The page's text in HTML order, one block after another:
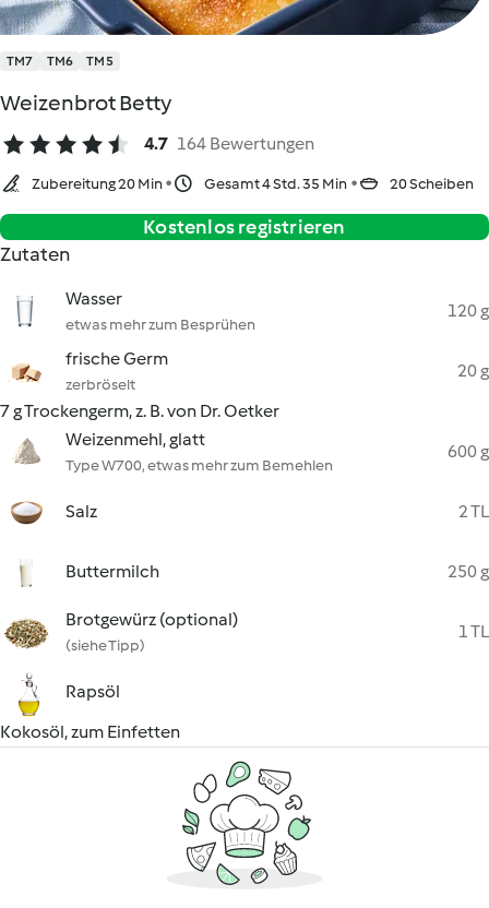
TM7 TM6 TM5
Weizenbrot Betty
4.7 164 Bewertungen
Zubereitung 20 Min Gesamt 4 Std. 35 Min 20 Scheiben
Kostenlos registrieren
Zutaten
Wasser
etwas mehr zum Besprühen
120 g
frische Germ
zerbröselt
20 g
7 g Trockengerm, z. B. von Dr. Oetker
Weizenmehl, glatt
Type W700, etwas mehr zum Bemehlen
600 g
Salz 2 TL
Buttermilch 250 g
Brotgewürz (optional)
(siehe Tipp)
1 TL
Rapsöl
Kokosöl, zum Einfetten